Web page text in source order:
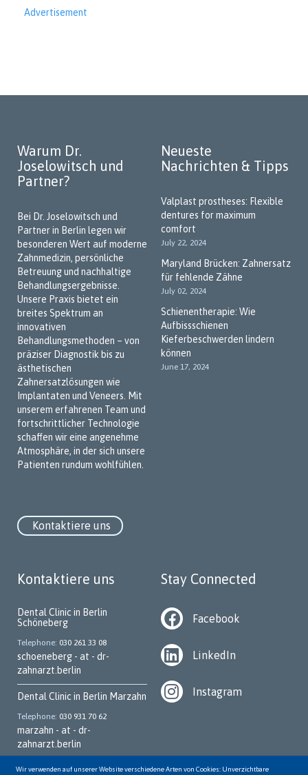
Advertisement
Warum Dr.
Joselowitsch und
Partner?
Bei Dr. Joselowitsch und
Partner in Berlin legen wir
besonderen Wert auf moderne
Zahnmedizin, persönliche
Betreuung und nachhaltige
Behandlungsergebnisse.
Unsere Praxis bietet ein
breites Spektrum an
innovativen
Behandlungsmethoden – von
präziser Diagnostik bis zu
ästhetischen
Zahnersatzlösungen wie
Implantaten und Veneers. Mit
unserem erfahrenen Team und
fortschrittlicher Technologie
schaffen wir eine angenehme
Atmosphäre, in der sich unsere
Patienten rundum wohlfühlen.
Kontaktiere uns
Neueste
Nachrichten & Tipps
Valplast prostheses: Flexible
dentures for maximum
comfort
July 22, 2024
Maryland Brücken: Zahnersatz
für fehlende Zähne
July 02, 2024
Schienentherapie: Wie
Aufbissschienen
Kieferbeschwerden lindern
können
June 17, 2024
Kontaktiere uns
Dental Clinic in Berlin
Schöneberg
Telephone 030 261 33 08
schoeneberg - at - dr-
zahnarzt.berlin
Dental Clinic in Berlin Marzahn
Telephone 030 931 70 62
marzahn - at - dr-
zahnarzt.berlin
Dental Clinic in Berlin
Stay Connected
Facebook
LinkedIn
Instagram
Wir verwenden auf unserer Website verschiedene Arten von Cookies: Unverzichtbare